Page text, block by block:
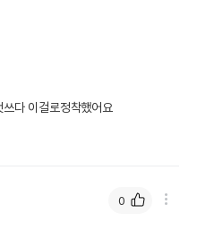
다 이걸로정착했어요
0